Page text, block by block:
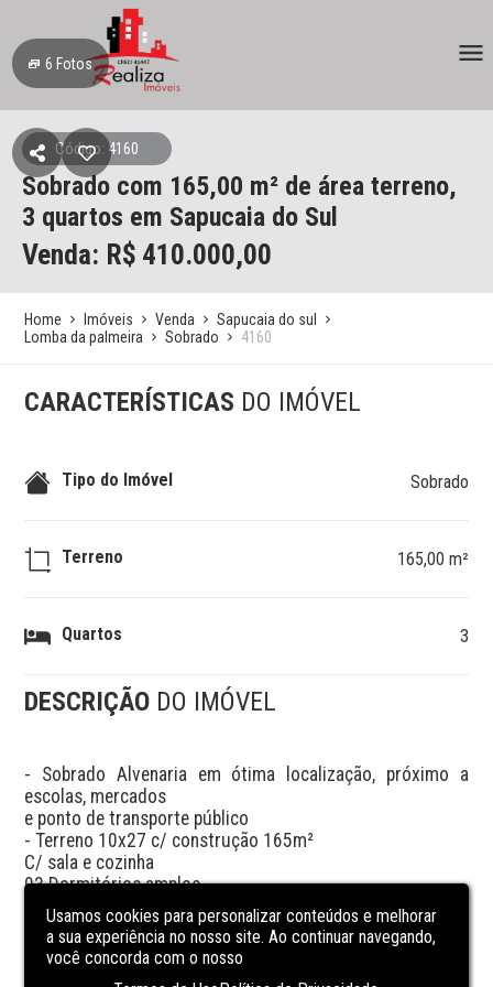
6 Fotos
Código: 4160
Sobrado com 165,00 m² de área terreno,
3 quartos em Sapucaia do Sul
Venda: R$ 410.000,00
Home Imóveis Venda
Sapucaia do sul
Lomba da palmeira
Sobrado 4160
CARACTERÍSTICAS DO IMÓVEL
Tipo do Imóvel Sobrado
Terreno 165,00 m²
Quartos 3
DESCRIÇÃO DO IMÓVEL
- Sobrado Alvenaria em ótima localização, próximo a
escolas, mercados
e ponto de transporte público
- Terreno 10x27 c/ construção 165m²
C/ sala e cozinha
03 Dormitórios amplos
02 Banheiros
Piso em cerâmico, área de serviço
Garagem p/ 1 carro + vagas
Usamos cookies para personalizar conteúdos e melhorar
a sua experiência no nosso site. Ao continuar navegando,
você concorda com o nosso